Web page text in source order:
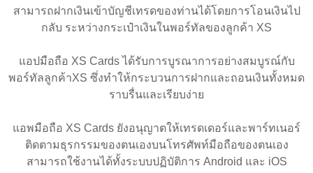
สามารถฝากเงินเข้าบัญชีเทรดของท่านได้โดยการโอนเงินไป
กลับ ระหว่างกระเป๋าเงินในพอร์ทัลของลูกค้า XS
แอปมือถือ XS Cards ได้รับการบูรณาการอย่างสมบูรณ์กับ
พอร์ทัลลูกค้าXS ซึ่งทำให้กระบวนการฝากและถอนเงินทั้งหมด
ราบรื่นและเรียบง่าย
แอพมือถือ XS Cards ยังอนุญาตให้เทรดเดอร์และพาร์ทเนอร์
ติดตามธุรกรรมของตนเองบนโทรศัพท์มือถือของตนเอง
สามารถใช้งานได้ทั้งระบบปฏิบัติการ Android และ iOS